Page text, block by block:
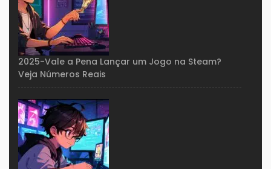
2025-Vale a Pena Lançar um Jogo na Steam?
Veja Números Reais